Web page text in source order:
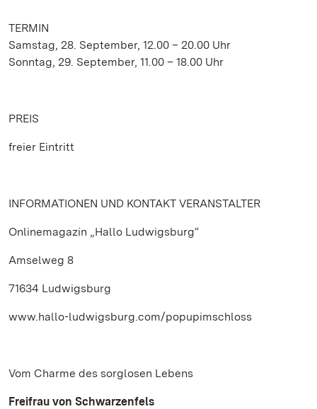
TERMIN
Samstag, 28. September, 12.00 – 20.00 Uhr
Sonntag, 29. September, 11.00 – 18.00 Uhr
PREIS
freier Eintritt
INFORMATIONEN UND KONTAKT VERANSTALTER
Onlinemagazin „Hallo Ludwigsburg“
Amselweg 8
71634 Ludwigsburg
www.hallo-ludwigsburg.com/popupimschloss
Vom Charme des sorglosen Lebens
Freifrau von Schwarzenfels